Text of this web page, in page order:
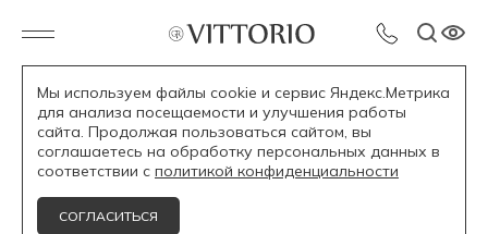
Блог /
Мы используем файлы cookie и сервис Яндекс.Метрика
для анализа посещаемости и улучшения работы
сайта. Продолжая пользоваться сайтом, вы
соглашаетесь на обработку персональных данных в
соответствии с политикой конфиденциальности
СОГЛАСИТЬСЯ